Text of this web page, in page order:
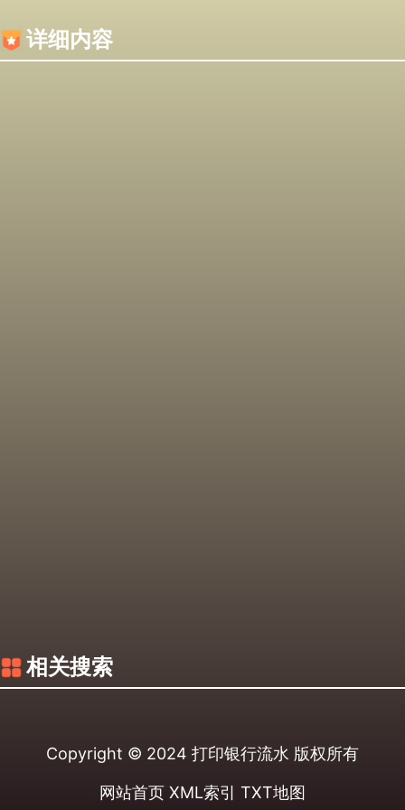
详细内容
相关搜索
Copyright © 2024 打印银行流水 版权所有
网站首页 XML索引 TXT地图